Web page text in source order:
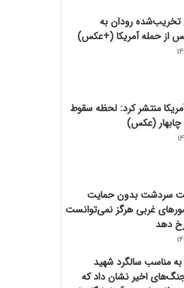
رودان به
از حمله آمریکا (+عکس)
منتشر کرد: لحظه سقوط
چابهار (عکس)
سردشت بدون حمایت
غربی هرگز نمی‌توانست
رخ دهد
به مناسب سالگرد شهید
اخیر نشان داد که